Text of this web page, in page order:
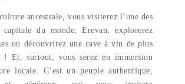
ancestrale, vous visiterez l’une des
du monde, Erevan, explorerez
ou découvrirez une cave à vin de plus
! Et, surtout, vous serez en immersion
locale. C’est un peuple authentique,